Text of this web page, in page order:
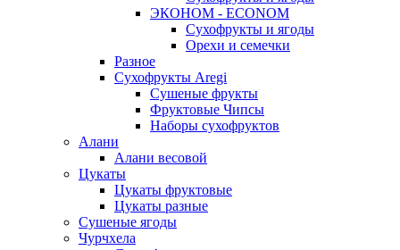
ЭКОНОМ - ECONOM
Сухофрукты и ягоды
Орехи и семечки
Разное
Сухофрукты Aregi
Сушеные фрукты
Фруктовые Чипсы
Наборы сухофруктов
Алани
Алани весовой
Цукаты
Цукаты фруктовые
Цукаты разные
Сушеные ягоды
Чурчхела